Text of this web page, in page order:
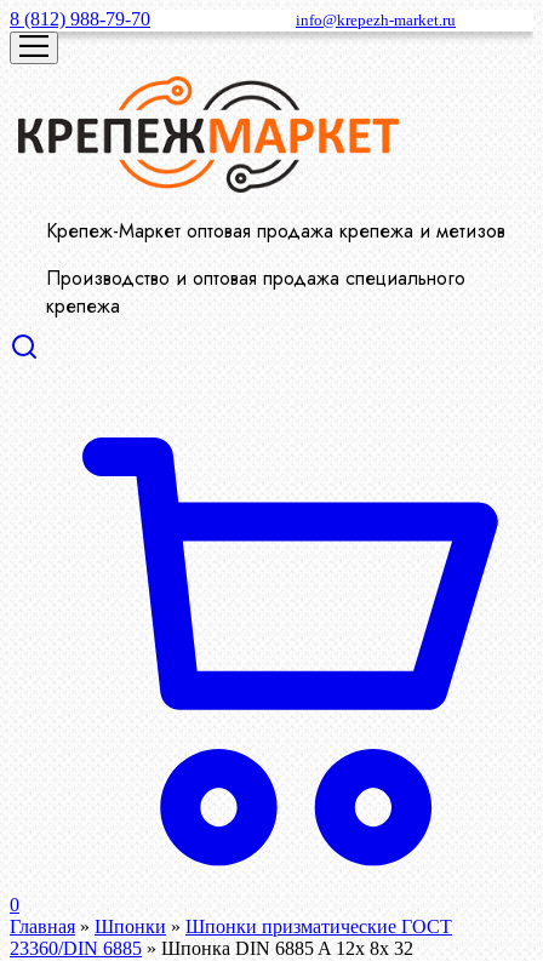
8 (812) 988-79-70 info@krepezh-market.ru
Крепеж-Маркет оптовая продажа крепежа и метизов
Производство и оптовая продажа специального
крепежа
0
Главная » Шпонки » Шпонки призматические ГОСТ
23360/DIN 6885 » Шпонка DIN 6885 A 12x 8x 32